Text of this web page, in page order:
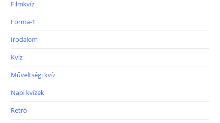
Filmkvíz
Forma-1
Irodalom
Kvíz
Műveltségi kvíz
Napi kvízek
Retró